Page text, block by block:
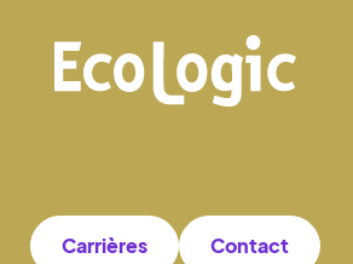
Carrières Contact